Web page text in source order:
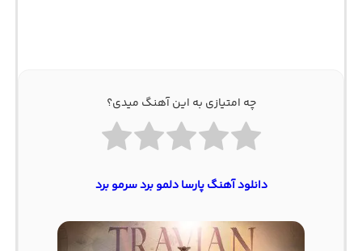
چه امتیازی به این آهنگ میدی؟
دانلود آهنگ پارسا دلمو برد سرمو برد